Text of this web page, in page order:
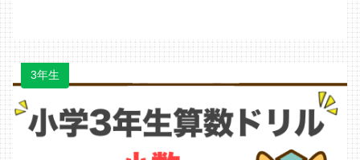
3年生